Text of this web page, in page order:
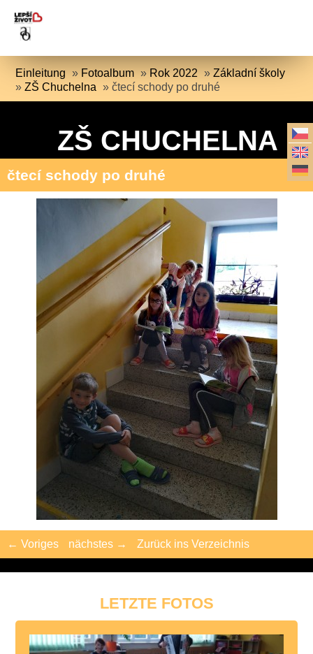
Einleitung » Fotoalbum » Rok 2022 »Základní školy
»ZŠ Chuchelna »čtecí schody po druhé
ZŠ CHUCHELNA
čtecí schody po druhé
← Voriges nächstes → Zurück ins Verzeichnis
LETZTE FOTOS